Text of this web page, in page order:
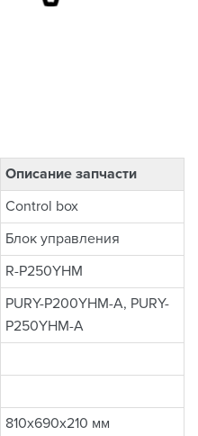
Описание запчасти
Control box
Блок управления
R-P250YHM
PURY-P200YHM-A, PURY-
P250YHM-A
810x690x210 мм